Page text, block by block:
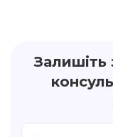
Залишіть